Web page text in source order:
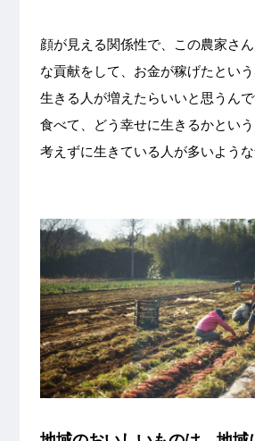
顔が見える関係性で、この農家さ
な貢献をして、お金が稼げたとい
生きる人が増えたらいいと思うん
食べて、どう幸せに生きるかという
考えずに生きている人が多いような